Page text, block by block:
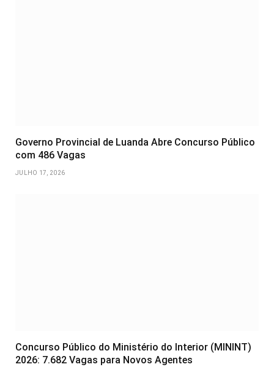
Governo Provincial de Luanda Abre Concurso Público
com 486 Vagas
JULHO 17, 2026
Concurso Público do Ministério do Interior (MININT)
2026: 7.682 Vagas para Novos Agentes